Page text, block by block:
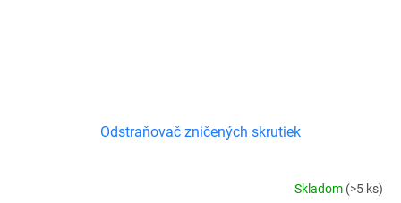
Odstraňovač zničených skrutiek
Skladom (>5 ks)